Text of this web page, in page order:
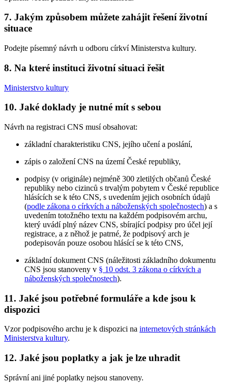
7. Jakým způsobem můžete zahájit řešení životní
situace
Podejte písemný návrh u odboru církví Ministerstva kultury.
8. Na které instituci životní situaci řešit
Ministerstvo kultury
10. Jaké doklady je nutné mít s sebou
Návrh na registraci CNS musí obsahovat:
základní charakteristiku CNS, jejího učení a poslání,
zápis o založení CNS na území České republiky,
podpisy (v originále) nejméně 300 zletilých občanů České
republiky nebo cizinců s trvalým pobytem v České republice
hlásících se k této CNS, s uvedením jejich osobních údajů
(podle zákona o církvích a náboženských společnostech) a s
uvedením totožného textu na každém podpisovém archu,
který uvádí plný název CNS, sbírající podpisy pro účel její
registrace, a z něhož je patrné, že podpisový arch je
podepisován pouze osobou hlásící se k této CNS,
základní dokument CNS (náležitosti základního dokumentu
CNS jsou stanoveny v § 10 odst. 3 zákona o církvích a
náboženských společnostech).
11. Jaké jsou potřebné formuláře a kde jsou k
dispozici
Vzor podpisového archu je k dispozici na internetových stránkách
Ministerstva kultury.
12. Jaké jsou poplatky a jak je lze uhradit
Správní ani jiné poplatky nejsou stanoveny.